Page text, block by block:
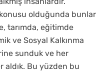
olduğunda bunlar
tarımda, eğitimde
ve Sosyal Kalkınma
sunduk ve her
Bu yüzden bu